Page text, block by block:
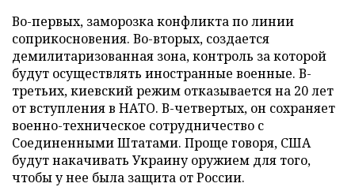
Во-первых, заморозка конфликта по линии
соприкосновения. Во-вторых, создается
демилитаризованная зона, контроль за которой
будут осуществлять иностранные военные. В-
третьих, киевский режим отказывается на 20 лет
от вступления в НАТО. В-четвертых, он сохраняет
военно-техническое сотрудничество с
Соединенными Штатами. Проще говоря, США
будут накачивать Украину оружием для того,
чтобы у нее была защита от России.